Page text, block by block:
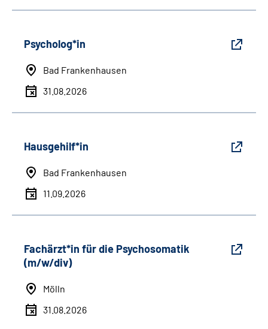
Psycholog*in
Bad Frankenhausen
31.08.2026
Hausgehilf*in
Bad Frankenhausen
11.09.2026
Fachärzt*in für die Psychosomatik
(m/w/div)
Mölln
31.08.2026